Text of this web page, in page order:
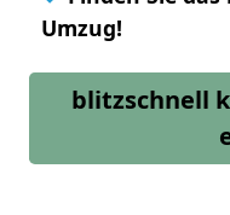
Umzug!
blitzschnell